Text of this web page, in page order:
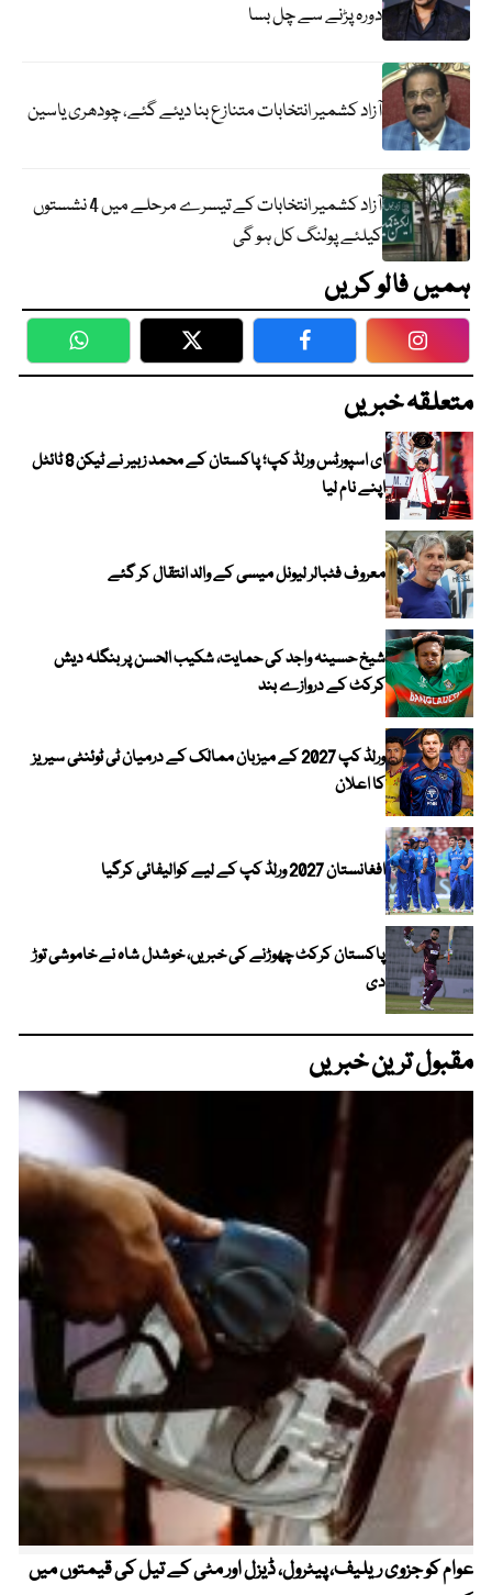
دورہ پڑنے سے چل بسا
آزاد کشمیر انتخابات متنازع بنا دیئے گئے، چودھری یاسین
آزاد کشمیر انتخابات کے تیسرے مرحلے میں 4 نشستوں
کیلئے پولنگ کل ہو گی
ہمیں فالو کریں
WhatsApp Twitter Facebook
متعلقہ خبریں
ای اسپورٹس ورلڈ کپ؛ پاکستان کے محمد زبیر نے ٹیکن 8 ٹائٹل
اپنے نام لیا
معروف فٹبالر لیونل میسی کے والد انتقال کر گئے
شیخ حسینہ واجد کی حمایت، شکیب الحسن پر بنگلہ دیش
کرکٹ کے دروازے بند
ورلڈ کپ 2027 کے میزبان ممالک کے درمیان ٹی ٹوئنٹی سیریز
کا اعلان
افغانستان 2027 ورلڈ کپ کے لیے کوالیفائی کرگیا
پاکستان کرکٹ چھوڑنے کی خبریں، خوشدل شاہ نے خاموشی توڑ
دی
مقبول ترین خبریں
عوام کو جزوی ریلیف، پیٹرول، ڈیزل اور مٹی کے تیل کی قیمتوں میں